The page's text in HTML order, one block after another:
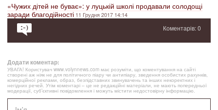
«Чужих дітей не буває»: у луцькій школі продавали солодощі
заради благодійності 11 Грудня 2017 14:14
Коментарів: 0
Додати коментар:
УВАГА! Користувач www.volynnews.com має розуміти, що коментування на сайті
створені аж ніяк не для політичного піару чи антипіару, зведення особистих рахунків,
комерційної реклами, образ, безпідставних звинувачень та інших некоректних і
негідних речей. Утім коментарі – це не редакційні матеріали, не мають попередньої
модерації, суб’єктивні повідомлення і можуть містити недостовірну інформацію.